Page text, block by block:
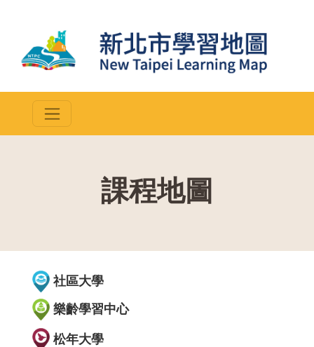
課程地圖
社區大學
樂齡學習中心
松年大學